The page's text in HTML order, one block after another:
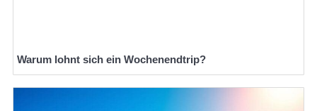
Warum lohnt sich ein Wochenendtrip?